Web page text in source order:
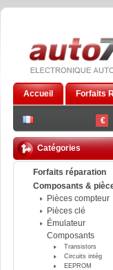
€
Accueil Forfaits
Catégories
Forfaits réparation
Composants &
Pièces compteur
Pièces clé
Émulateur
Composants
Transistors
Circuits intég
EEPROM